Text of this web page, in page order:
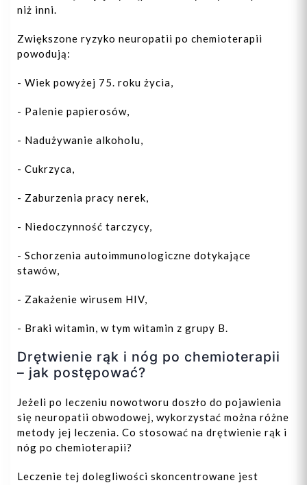
niż inni.
Zwiększone ryzyko neuropatii po chemioterapii
powodują:
- Wiek powyżej 75. roku życia,
- Palenie papierosów,
- Nadużywanie alkoholu,
- Cukrzyca,
- Zaburzenia pracy nerek,
- Niedoczynność tarczycy,
- Schorzenia autoimmunologiczne dotykające
stawów,
- Zakażenie wirusem HIV,
- Braki witamin, w tym witamin z grupy B.
Drętwienie rąk i nóg po chemioterapii
– jak postępować?
Jeżeli po leczeniu nowotworu doszło do pojawienia
się neuropatii obwodowej, wykorzystać można różne
metody jej leczenia. Co stosować na drętwienie rąk i
nóg po chemioterapii?
Leczenie tej dolegliwości skoncentrowane jest